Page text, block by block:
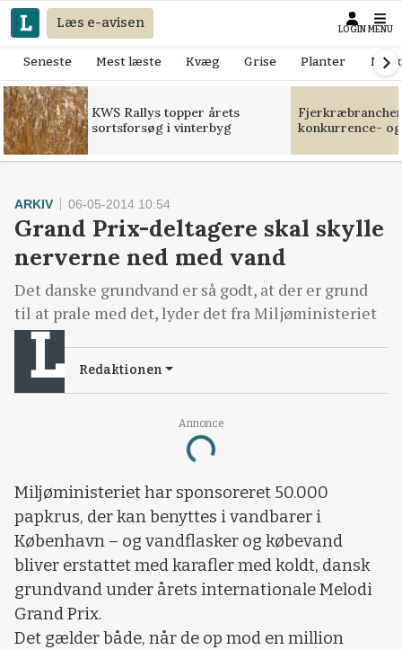
Læs e-avisen LOGIN MENU
Seneste Mest læste Kvæg Grise Planter
KWS Rallys topper årets
sortsforsøg i vinterbyg
konkurrence-
Annonce
Loading...
ARKIV 06-05-2014 10:54
Grand Prix-deltagere skal skylle
nerverne ned med vand
Det danske grundvand er så godt, at der er grund
til at prale med det, lyder det fra Miljøministeriet
Redaktionen
Miljøministeriet har sponsoreret 50.000
papkrus, der kan benyttes i vandbarer i
København – og vandflasker og købevand
bliver erstattet med karafler med koldt, dansk
grundvand under årets internationale Melodi
Grand Prix.
Det gælder både, når de op mod en million